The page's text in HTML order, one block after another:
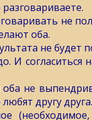
не
оба.
не
И согласиться
не
другу